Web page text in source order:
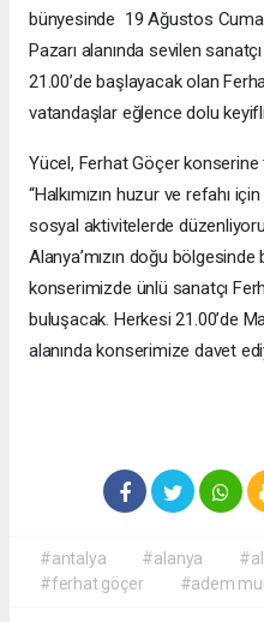
bünyesinde 19 Ağustos
Pazarı alanında sevilen
21.00’de başlayacak olan
vatandaşlar eğlence dolu
Yücel, Ferhat Göçer
“Halkımızın huzur ve refahı
sosyal aktivitelerde
Alanya’mızın doğu
konserimizde ünlü sanatçı
buluşacak. Herkesi 21.00’de
alanında konserimize davet
#antalya #alanya
#ferhat göçer
#adem